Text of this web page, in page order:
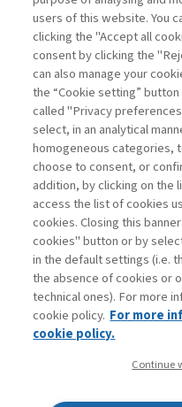
La consultazione dei libri
agli abbonati Premium
Legenda: Accedi Per
Contatti
Abbonamenti
Archivio rubriche
Privacy
users of this website. You
clicking the "Accept all
consent by clicking the
can also manage your
the “Cookie setting”
called "Privacy
select, in an analytical
homogeneous categories,
choose to consent, or
addition, by clicking on the
access the list of cookies
cookies. Closing this
cookies" button or by
in the default settings (i.e.
the absence of cookies or
technical ones). For more
cookie policy. For more
cookie policy.
Continue